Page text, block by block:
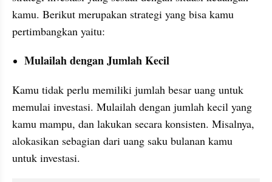
kamu. Berikut merupakan strategi yang bisa kamu
pertimbangkan yaitu:
Mulailah dengan Jumlah Kecil
Kamu tidak perlu memiliki jumlah besar uang untuk
memulai investasi. Mulailah dengan jumlah kecil yang
kamu mampu, dan lakukan secara konsisten. Misalnya,
alokasikan sebagian dari uang saku bulanan kamu
untuk investasi.